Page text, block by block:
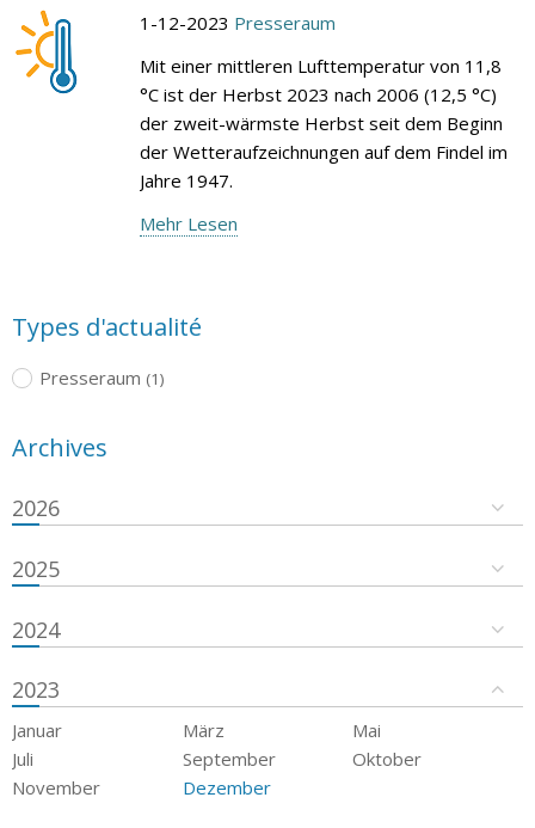
1-12-2023 Presseraum
Mit einer mittleren Lufttemperatur von 11,8
°C ist der Herbst 2023 nach 2006 (12,5 °C)
der zweit-wärmste Herbst seit dem Beginn
der Wetteraufzeichnungen auf dem Findel im
Jahre 1947.
Mehr Lesen
Types d'actualité
Presseraum (1)
Archives
2026
2025
2024
2023
Januar März
Mai
Juli
September
Oktober
November
Dezember